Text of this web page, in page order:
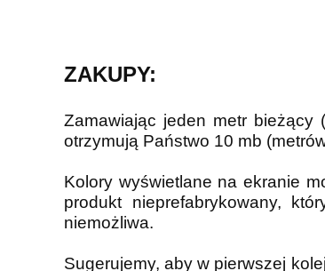
ZAKUPY:
Zamawiając jeden metr bieżący
otrzymują Państwo 10 mb
Kolory wyświetlane na ekranie
produkt nieprefabrykowany,
niemożliwa.
Sugerujemy, aby w pierwszej